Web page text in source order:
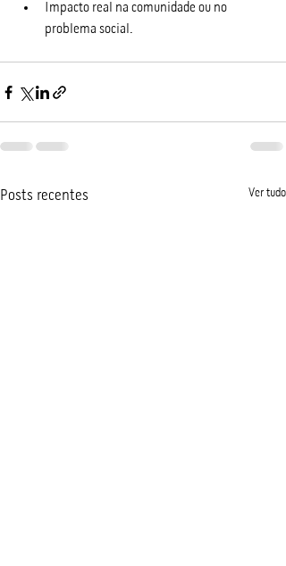
Impacto real na comunidade ou no
problema social.
Posts recentes Ver tudo